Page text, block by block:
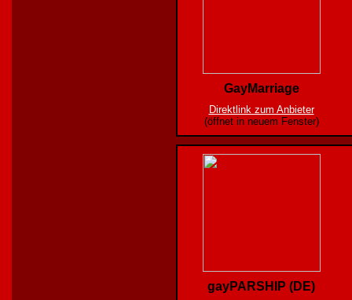
GayMarriage
Direktlink zum Anbieter
(öffnet in neuem Fenster)
gayPARSHIP (DE)